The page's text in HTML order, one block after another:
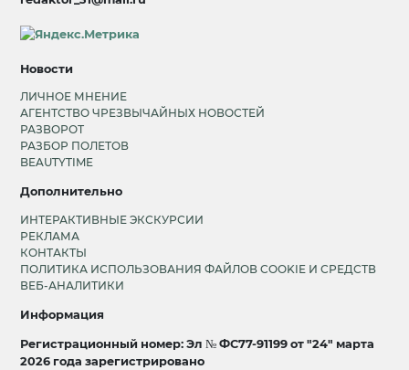
Новости
ЛИЧНОЕ МНЕНИЕ
АГЕНТСТВО ЧРЕЗВЫЧАЙНЫХ НОВОСТЕЙ
РАЗВОРОТ
РАЗБОР ПОЛЕТОВ
BEAUTYTIME
Дополнительно
ИНТЕРАКТИВНЫЕ ЭКСКУРСИИ
РЕКЛАМА
КОНТАКТЫ
ПОЛИТИКА ИСПОЛЬЗОВАНИЯ ФАЙЛОВ COOKIE И СРЕДСТВ
ВЕБ-АНАЛИТИКИ
Информация
Регистрационный номер: Эл № ФС77-91199 от "24" марта
2026 года зарегистрировано